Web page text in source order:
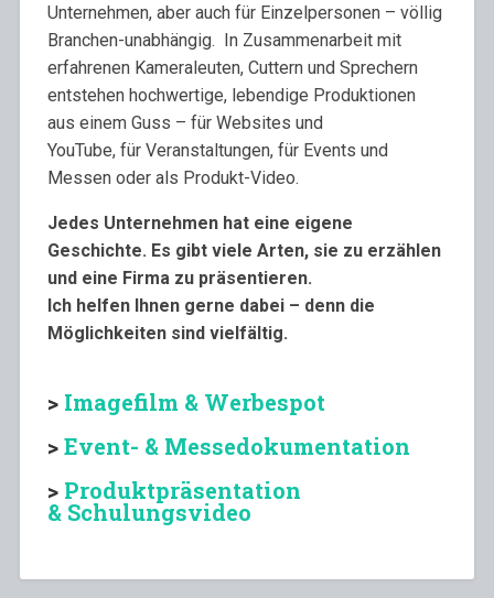
Unternehmen, aber auch für Einzelpersonen – völlig
Branchen-unabhängig. In Zusammenarbeit mit
erfahrenen Kameraleuten, Cuttern und Sprechern
entstehen hochwertige, lebendige Produktionen
aus einem Guss – für Websites und
YouTube, für Veranstaltungen, für Events und
Messen oder als Produkt-Video.
Jedes Unternehmen hat eine eigene
Geschichte. Es gibt viele Arten, sie zu erzählen
und eine Firma zu präsentieren.
Ich helfen Ihnen gerne dabei – denn die
Möglichkeiten sind vielfältig.
> Imagefilm & Werbespot
>Event- & Messedokumentation
> Produktpräsentation
& Schulungsvideo